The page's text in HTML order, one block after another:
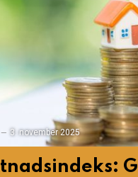
3. november 2025